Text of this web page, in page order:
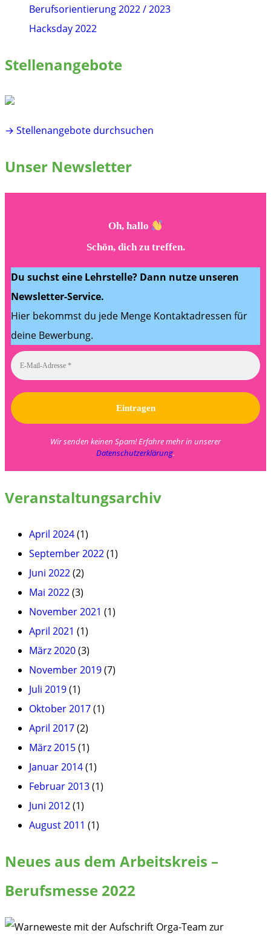
Berufsorientierung 2022 / 2023
Hacksday 2022
Stellenangebote
→ Stellenangebote durchsuchen
Unser Newsletter
Oh, hallo
Schön, dich zu treffen.
Du suchst eine Lehrstelle? Dann nutze unseren
Newsletter-Service.
Hier bekommst du jede Menge Kontaktadressen für
deine Bewerbung.
Wir senden keinen Spam! Erfahre mehr in unserer
Datenschutzerklärung.
Veranstaltungsarchiv
April 2024(1)
September 2022(1)
Juni 2022(2)
Mai 2022(3)
November 2021 (1)
April 2021 (1)
März 2020(3)
November 2019(7)
Juli 2019(1)
Oktober 2017(1)
April 2017(2)
März 2015(1)
Januar 2014(1)
Februar 2013(1)
Juni 2012(1)
August 2011 (1)
Neues aus dem Arbeitskreis –
Berufsmesse 2022